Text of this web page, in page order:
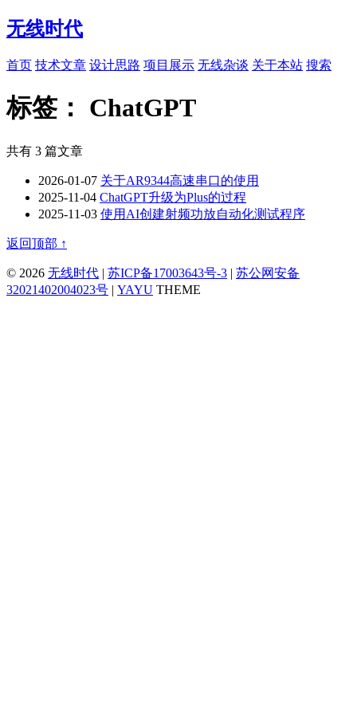
无线时代
首页 技术文章 设计思路 项目展示 无线杂谈 关于本站 搜索
标签： ChatGPT
共有 3 篇文章
2026-01-07 关于AR9344高速串口的使用
2025-11-04 ChatGPT升级为Plus的过程
2025-11-03 使用AI创建射频功放自动化测试程序
返回顶部 ↑
© 2026 无线时代 | 苏ICP备17003643号-3 | 苏公网安备
32021402004023号 | YAYU THEME